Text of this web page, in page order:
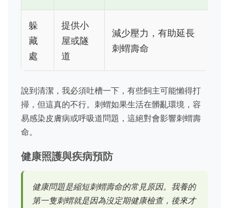
躲
藏
處
提供小
屋或隧
道
減少壓力，有助延長
刺蝟壽命
說到清潔，我必須吐槽一下，有些飼主可能懶得打
掃，但這真的不行。刺蝟如果生活在髒亂環境，容
易感染皮膚病或呼吸道問題，這絕對會影響刺蝟壽
命。
健康照護與疾病預防
健康問題是縮短刺蝟壽命的常見原因。我養的
第一隻刺蝟就是因為沒定期健康檢查，後來才